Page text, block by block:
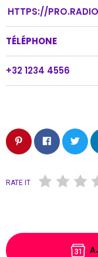
HTTPS://PRO.RADIO
TÉLÉPHONE
+32 1234 4556
RATE IT